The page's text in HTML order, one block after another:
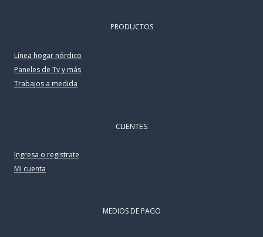
PRODUCTOS
Línea hogar nórdico
Paneles de Tv y más
Trabajos a medida
CLIENTES
Ingresa o registrate
Mi cuenta
MEDIOS DE PAGO